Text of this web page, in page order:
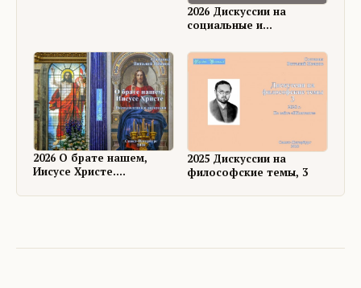
2026 Дискуссии на
социальные и
2026 О брате нашем,
Иисусе Христе.
дискуссии
2025 Дискуссии на
философские темы, 3